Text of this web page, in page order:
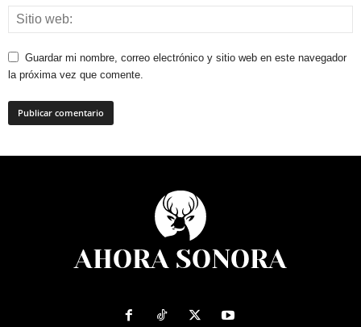
Guardar mi nombre, correo electrónico y sitio web en este navegador
la próxima vez que comente.